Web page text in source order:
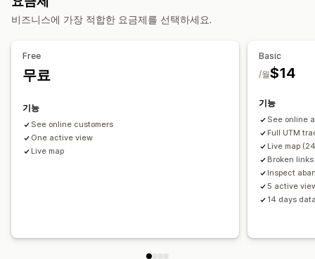
마케팅 및 판매
퍼널 분석
시각화 및 보고서
사용자 지정 보고서
GDPR 규정 준수
비즈니스에 가장 적합한 요금제를 선택하세요.
Free
무료
기능
See online customers
One active view
Live map
Basic
$14
/월
기능
See online
Full UTM
Live map
Broken
Inspect
5 active
14 days